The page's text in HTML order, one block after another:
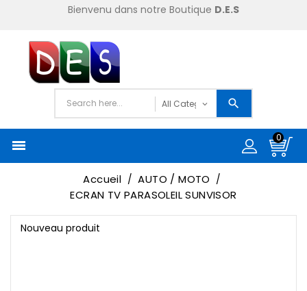
Bienvenu dans notre Boutique D.E.S

0
Accueil
AUTO / MOTO
ECRAN TV PARASOLEIL SUNVISOR
Nouveau produit